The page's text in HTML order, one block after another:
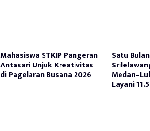
Mahasiswa STKIP Pangeran
Antasari Unjuk Kreativitas
di Pagelaran Busana 2026
Satu
Layani